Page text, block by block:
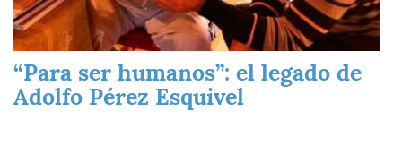
“Para ser humanos”: el legado de
Adolfo Pérez Esquivel